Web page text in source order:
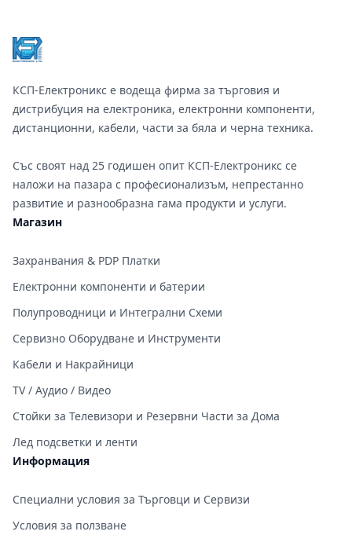
КСП-Електроникс е водеща фирма за търговия и
дистрибуция на електроника, електронни компоненти,
дистанционни, кабели, части за бяла и черна техника.
Със своят над 25 годишен опит КСП-Електроникс се
наложи на пазара с професионализъм, непрестанно
развитие и разнообразна гама продукти и услуги.
Магазин
Захранвания & PDP Платки
Електронни компоненти и батерии
Полупроводници и Интегрални Схеми
Сервизно Оборудване и Инструменти
Кабели и Накрайници
TV / Аудио / Видео
Стойки за Телевизори и Резервни Части за Дома
Лед подсветки и ленти
Информация
Специални условия за Търговци и Сервизи
Условия за ползване